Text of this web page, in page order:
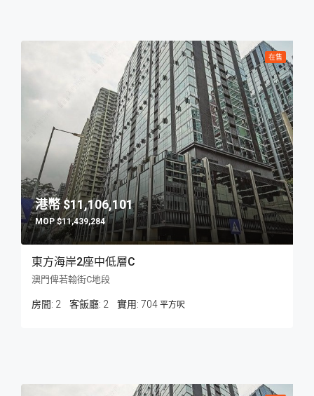
在售
$11,106,101
$11,439,284
東方海岸2座中低層C
澳門俾若翰街C地段
房間: 2 客飯廳: 2 704 平方呎